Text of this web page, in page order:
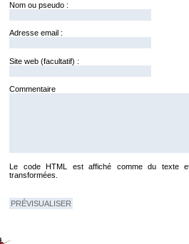
Nom ou pseudo :
Adresse email :
Site web (facultatif) :
Le code HTML est affiché comme du texte
transformées.